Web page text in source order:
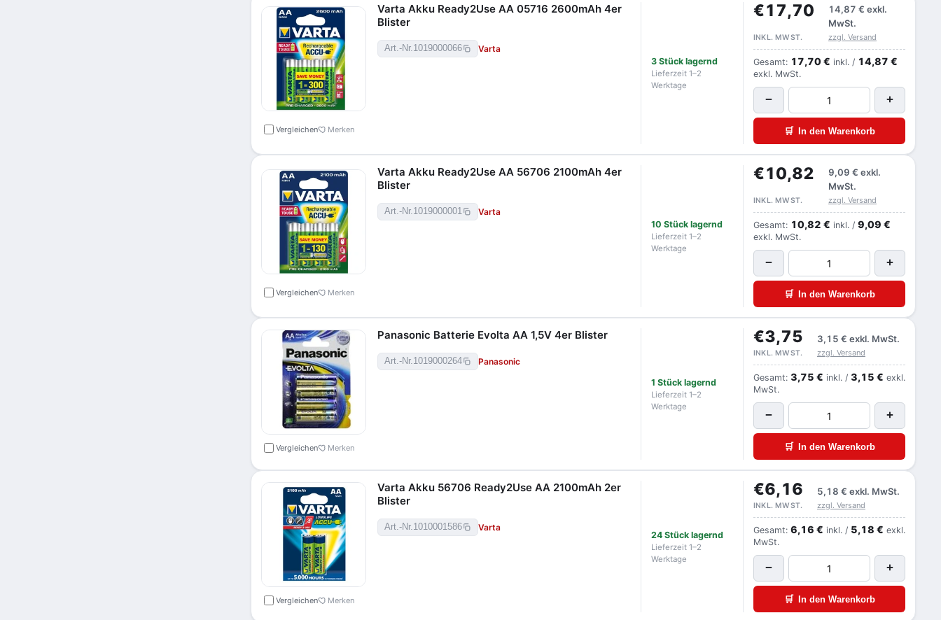
Vergleichen Merken
Varta Akku Ready2Use AA 05716 2600mAh 4er
Blister
Art.-Nr.1019000066
Varta
3 Stück lagernd
Lieferzeit 1–2
Werktage
€17,70 14,87 € exkl.
MwSt.
INKL. MWST. zzgl. Versand
Gesamt: 17,70 € inkl. / 14,87 €
exkl. MwSt.
− +
🛒 In den Warenkorb
Vergleichen Merken
Varta Akku Ready2Use AA 56706 2100mAh 4er
Blister
Art.-Nr.1019000001
Varta
10 Stück lagernd
Lieferzeit 1–2
Werktage
€10,82 9,09 € exkl.
MwSt.
INKL. MWST. zzgl. Versand
Gesamt: 10,82 € inkl. / 9,09 €
exkl. MwSt.
− +
🛒 In den Warenkorb
Vergleichen Merken
Panasonic Batterie Evolta AA 1,5V 4er Blister
Art.-Nr.1019000264
Panasonic
1 Stück lagernd
Lieferzeit 1–2
Werktage
€3,75 3,15 € exkl. MwSt.
INKL. MWST. zzgl. Versand
Gesamt: 3,75 € inkl. / 3,15 € exkl.
MwSt.
− +
🛒 In den Warenkorb
Vergleichen Merken
Varta Akku 56706 Ready2Use AA 2100mAh 2er
Blister
Art.-Nr.1010001586 Varta
24 Stück lagernd
Lieferzeit 1–2
Werktage
€6,16 5,18 € exkl. MwSt.
INKL. MWST. zzgl. Versand
Gesamt: 6,16 € inkl. / 5,18 € exkl.
MwSt.
− +
🛒 In den Warenkorb